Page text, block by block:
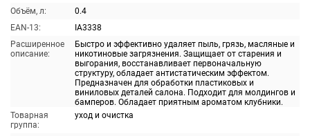
Объём, л:
0.4
EAN-13:
IA3338
Расширенное
описание:
Быстро и эффективно удаляет пыль, грязь, масляные и
никотиновые загрязнения. Защищает от старения и
выгорания, восстанавливает первоначальную
структуру, обладает антистатическим эффектом.
Предназначен для обработки пластиковых и
виниловых деталей салона. Подходит для молдингов и
бамперов. Обладает приятным ароматом клубники.
Товарная
группа:
уход и очистка